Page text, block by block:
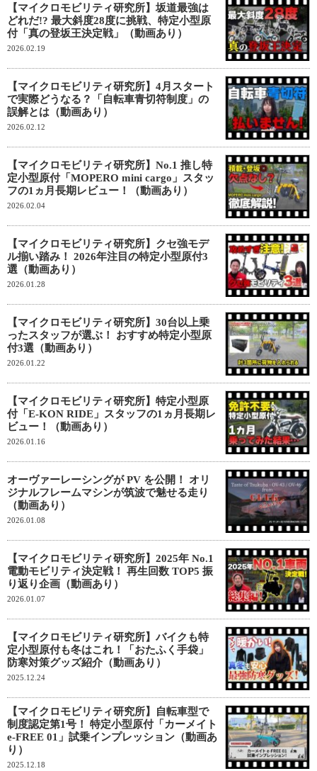
【マイクロモビリティ研究所】坂道最強は
どれだ!? 最大斜度28度に挑戦、特定小型原
付「真の登坂王決定戦」（動画あり）
2026.02.19
【マイクロモビリティ研究所】4月スタート
で実際どうなる？「自転車青切符制度」の
誤解とは（動画あり）
2026.02.12
【マイクロモビリティ研究所】No.1 推し特
定小型原付「MOPERO mini cargo」スタッ
フの1ヵ月長期レビュー！（動画あり）
2026.02.04
【マイクロモビリティ研究所】クセ強モデ
ル揃い踏み！ 2026年注目の特定小型原付3
選（動画あり）
2026.01.28
【マイクロモビリティ研究所】30台以上乗
ったスタッフが選ぶ！ おすすめ特定小型原
付3選（動画あり）
2026.01.22
【マイクロモビリティ研究所】特定小型原
付「E-KON RIDE」スタッフの1ヵ月長期レ
ビュー！（動画あり）
2026.01.16
オーヴァーレーシングが PV を公開！ オリ
ジナルフレームマシンが筑波で魅せる走り
（動画あり）
2026.01.08
【マイクロモビリティ研究所】2025年 No.1
電動モビリティ決定戦！ 再生回数 TOP5 振
り返り企画（動画あり）
2026.01.07
【マイクロモビリティ研究所】バイクも特
定小型原付も冬はこれ！「おたふく手袋」
防寒対策グッズ紹介（動画あり）
2025.12.24
【マイクロモビリティ研究所】自転車型で
制度認定第1号！ 特定小型原付「カーメイト
e-FREE 01」試乗インプレッション（動画あ
り）
2025.12.18